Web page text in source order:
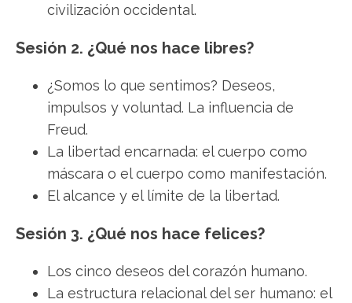
civilización occidental.
Sesión 2. ¿Qué nos hace libres?
¿Somos lo que sentimos? Deseos,
impulsos y voluntad. La influencia de
Freud.
La libertad encarnada: el cuerpo como
máscara o el cuerpo como manifestación.
El alcance y el límite de la libertad.
Sesión 3. ¿Qué nos hace felices?
Los cinco deseos del corazón humano.
La estructura relacional del ser humano: el